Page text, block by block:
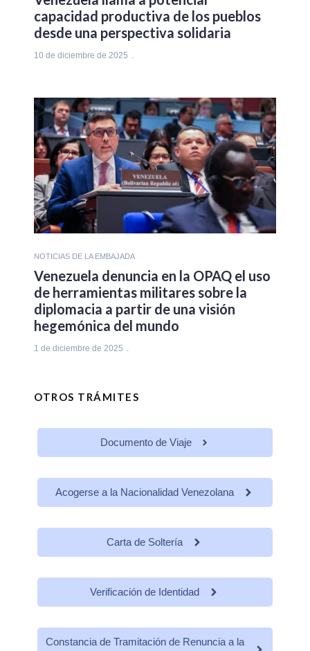
capacidad productiva de los pueblos
desde una perspectiva solidaria
10 de diciembre de 2025
NOTICIAS DE LA EMBAJADA
Venezuela denuncia en la OPAQ el uso
de herramientas militares sobre la
diplomacia a partir de una visión
hegemónica del mundo
1 de diciembre de 2025
OTROS TRÁMITES
Documento de Viaje
Acogerse a la Nacionalidad Venezolana
Carta de Soltería
Verificación de Identidad
Constancia de Tramitación de Renuncia a la